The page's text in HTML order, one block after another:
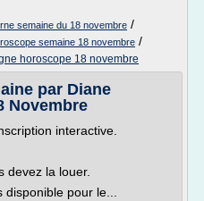
semaine du 18 novembre /
semaine 18 novembre /
horoscope 18 novembre
par Diane
Novembre
interactive.
devez la louer.
pour le...